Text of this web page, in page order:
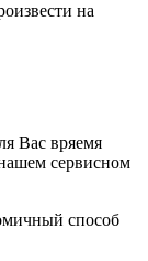
на
Вас вряемя
сервисном
способ